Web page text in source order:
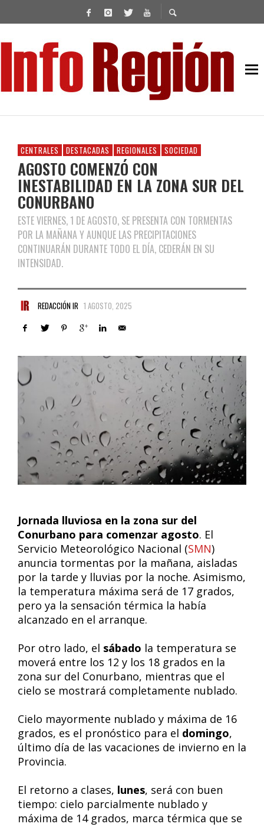
CENTRALES DESTACADAS REGIONALES SOCIEDAD
AGOSTO COMENZÓ CON
INESTABILIDAD EN LA ZONA SUR DEL
CONURBANO
ESTE VIERNES, 1 DE AGOSTO, SE PRESENTA CON TORMENTAS
POR LA MAÑANA Y AUNQUE LAS PRECIPITACIONES
CONTINUARÁN DURANTE TODO EL DÍA, CEDERÁN EN SU
INTENSIDAD.
REDACCIÓN IR 1 AGOSTO, 2025
Jornada lluviosa en la zona sur del
Conurbano para comenzar agosto. El
Servicio Meteorológico Nacional (SMN)
anuncia tormentas por la mañana, aisladas
por la tarde y lluvias por la noche. Asimismo,
la temperatura máxima será de 17 grados,
pero ya la sensación térmica la había
alcanzado en el arranque.
Por otro lado, el sábado la temperatura se
moverá entre los 12 y los 18 grados en la
zona sur del Conurbano, mientras que el
cielo se mostrará completamente nublado.
Cielo mayormente nublado y máxima de 16
grados, es el pronóstico para el domingo,
último día de las vacaciones de invierno en la
Provincia.
El retorno a clases, lunes, será con buen
tiempo: cielo parcialmente nublado y
máxima de 14 grados, marca térmica que se